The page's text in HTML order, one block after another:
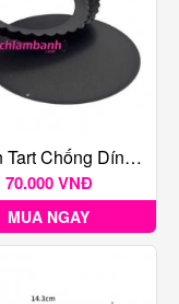
Khuôn Tart Chống Dính 19×17.5×2.5cm
70.000 VNĐ
MUA NGAY